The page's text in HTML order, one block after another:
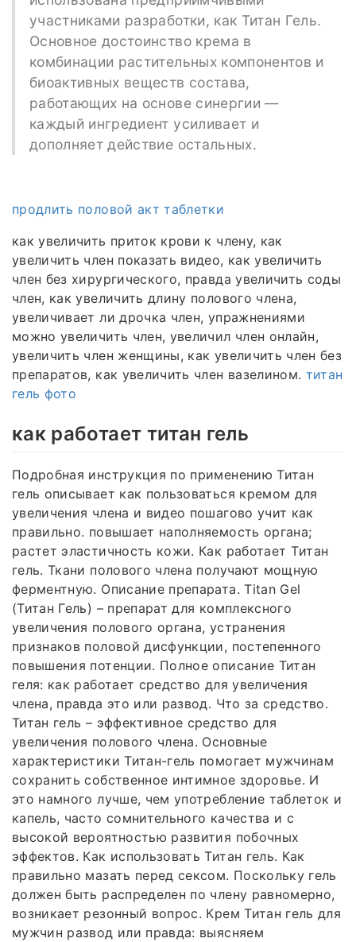
участниками разработки, как Титан Гель.
Основное достоинство крема в
комбинации растительных компонентов и
биоактивных веществ состава,
работающих на основе синергии —
каждый ингредиент усиливает и
дополняет действие остальных.
продлить половой акт таблетки
как увеличить приток крови к члену, как
увеличить член показать видео, как увеличить
член без хирургического, правда увеличить соды
член, как увеличить длину полового члена,
увеличивает ли дрочка член, упражнениями
можно увеличить член, увеличил член онлайн,
увеличить член женщины, как увеличить член без
препаратов, как увеличить член вазелином. титан
гель фото
как работает титан гель
Подробная инструкция по применению Титан
гель описывает как пользоваться кремом для
увеличения члена и видео пошагово учит как
правильно. повышает наполняемость органа;
растет эластичность кожи. Как работает Tитан
гель. Ткани полового члена получают мощную
ферментную. Описание препарата. Titan Gel
(Титан Гель) – препарат для комплексного
увеличения полового органа, устранения
признаков половой дисфункции, постепенного
повышения потенции. Полное описание Титан
геля: как работает средство для увеличения
члена, правда это или развод. Что за средство.
Титан гель – эффективное средство для
увеличения полового члена. Основные
характеристики Титан-гель помогает мужчинам
сохранить собственное интимное здоровье. И
это намного лучше, чем употребление таблеток и
капель, часто сомнительного качества и с
высокой вероятностью развития побочных
эффектов. Как использовать Титан гель. Как
правильно мазать перед сексом. Поскольку гель
должен быть распределен по члену равномерно,
возникает резонный вопрос. Крем Титан гель для
мужчин развод или правда: выясняем